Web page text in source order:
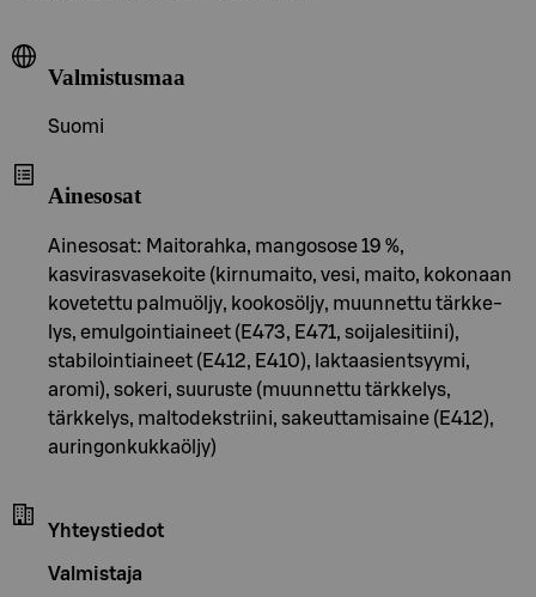
Valmistusmaa
Suomi
Ainesosat
Ainesosat: Maitorahka, mangosose 19 %,
kasvirasvasekoite (kirnumaito, vesi, maito, kokonaan
kovetettu palmuöljy, kookosöljy, muunnettu tärkke-
lys, emulgointiaineet (E473, E471, soijalesitiini),
stabilointiaineet (E412, E410), laktaasientsyymi,
aromi), sokeri, suuruste (muunnettu tärkkelys,
tärkkelys, maltodekstriini, sakeuttamisaine (E412),
auringonkukkaöljy)
Yhteystiedot
Valmistaja